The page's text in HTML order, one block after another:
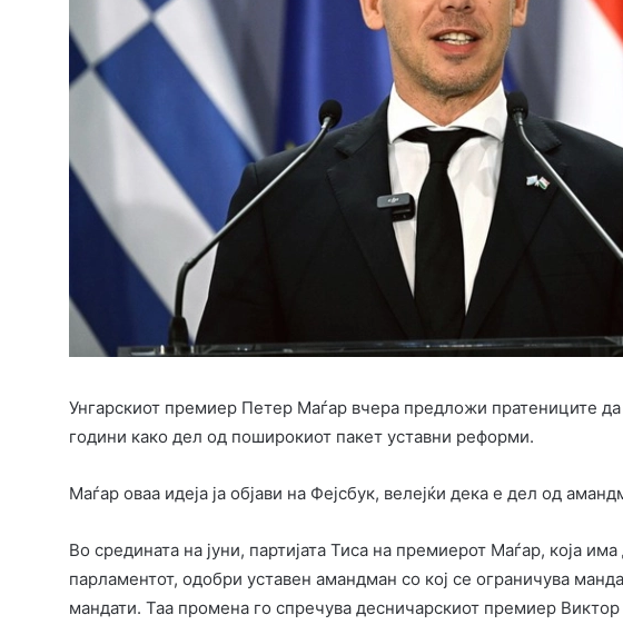
Унгарскиот премиер Петер Маѓар вчера предложи пратениците
години како дел од поширокиот пакет уставни реформи.
Маѓар оваа идеја ја објави на Фејсбук, велејќи дека е дел од
Во средината на јуни, партијата Тиса на премиерот Маѓар, која
парламентот, одобри уставен амандман со кој се ограничува
мандати. Таа промена го спречува десничарскиот премиер Виктор